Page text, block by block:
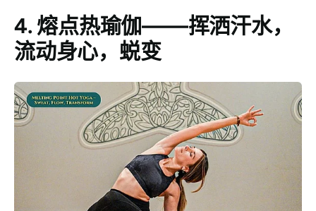
4. 熔点热瑜伽——挥洒汗水，
流动身心，蜕变